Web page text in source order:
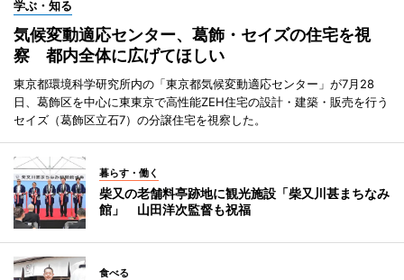
学ぶ・知る
気候変動適応センター、葛飾・セイズの住宅を視
察 都内全体に広げてほしい
東京都環境科学研究所内の「東京都気候変動適応センター」が7月28
日、葛飾区を中心に東東京で高性能ZEH住宅の設計・建築・販売を行う
セイズ（葛飾区立石7）の分譲住宅を視察した。
暮らす・働く
柴又の老舗料亭跡地に観光施設「柴又川甚まちなみ
館」 山田洋次監督も祝福
食べる